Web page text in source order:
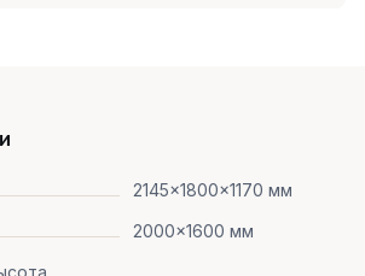
2145x1800x1170 мм
2000x1600 мм